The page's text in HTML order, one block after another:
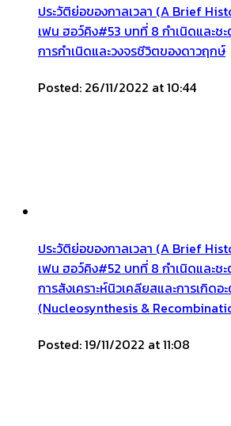
ประวัติย่อของกาลเวลา (A Brief
เฟน ฮอว์คิง#53 บทที่ 8 กำเนิดและช
การกำเนิดและวงจรชีวิตของดาวฤกษ์
Posted: 26/11/2022 at 10:44
ประวัติย่อของกาลเวลา (A Brief
เฟน ฮอว์คิง#52 บทที่ 8 กำเนิดและช
การสังเคราะห์นิวเคลียสและการเกิดอ
(Nucleosynthesis &
Posted: 19/11/2022 at 11:08